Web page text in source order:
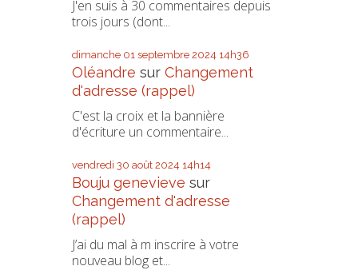
J'en suis à 30 commentaires depuis
trois jours (dont...
dimanche 01 septembre 2024 14h36
Oléandre sur Changement
d'adresse (rappel)
C'est la croix et la bannière
d'écriture un commentaire...
vendredi 30 août 2024 14h14
Bouju genevieve sur
Changement d'adresse
(rappel)
J’ai du mal à m inscrire à votre
nouveau blog et...